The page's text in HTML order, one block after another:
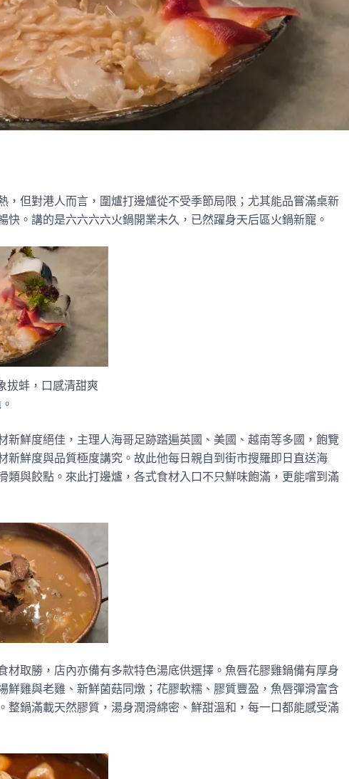
，但對港人而言，圍爐打邊爐從不受季節局限；尤其能品嘗滿桌新
快。講的是六六六六火鍋開業未久，已然躍身天后區火鍋新寵。
拔蚌，口感清甜爽
新鮮度絕佳，主理人海哥足跡踏遍英國、美國、越南等多國，飽覽
新鮮度與品質極度講究。故此他每日親自到街市搜羅即日直送海
類與餃點。來此打邊爐，各式食材入口不只鮮味飽滿，更能嚐到滿
材取勝，店內亦備有多款特色湯底供選擇。魚唇花膠雞鍋備有厚身
鮮雞與老雞、新鮮菌菇同燉；花膠軟糯、膠質豐盈，魚唇彈滑富含
整鍋滿載天然膠質，湯身潤滑綿密、鮮甜溫和，每一口都能感受滿